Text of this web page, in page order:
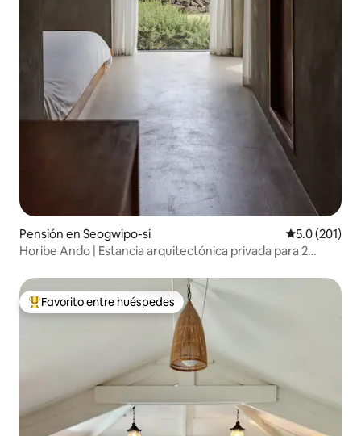
Pensión en Seogwipo-si Calificación
5.0 (201)
Horibe Ando | Estancia arquitectónica privada para 2
Favorito entre huéspedes preferido
Favorito entre huéspedes